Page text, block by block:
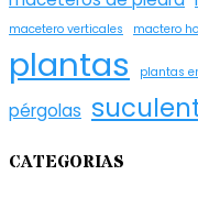
macetero verticales mactero
plantas plantas
pérgolas
CATEGORIAS